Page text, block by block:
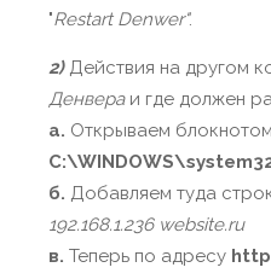
"Restart Denwer".
2)Действия на другом
Денвераи где должен
а. Открываем
б. Добавляем туда
192.168.1.236 website.ru
в. Теперь по адресу